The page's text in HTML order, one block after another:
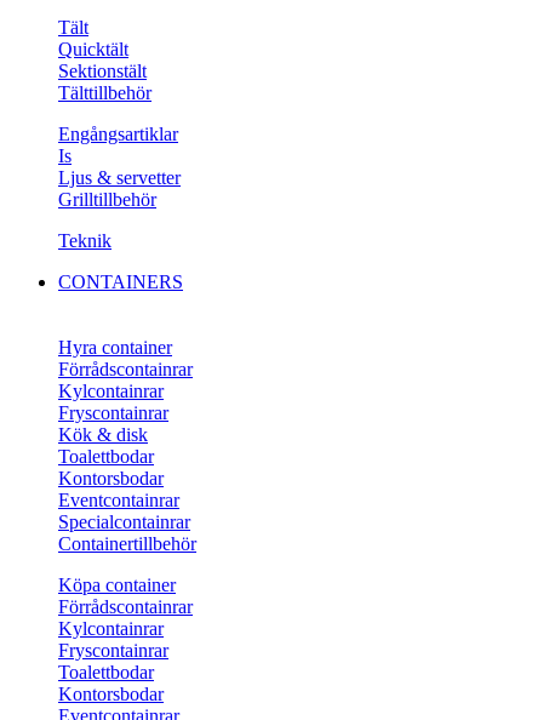
Tält
Quicktält
Sektionstält
Tälttillbehör
Engångsartiklar
Is
Ljus & servetter
Grilltillbehör
Teknik
CONTAINERS
Hyra container
Förrådscontainrar
Kylcontainrar
Fryscontainrar
Kök & disk
Toalettbodar
Kontorsbodar
Eventcontainrar
Specialcontainrar
Containertillbehör
Köpa container
Förrådscontainrar
Kylcontainrar
Fryscontainrar
Toalettbodar
Kontorsbodar
Eventcontainrar